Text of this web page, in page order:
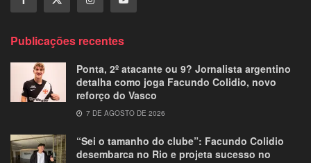
Publicações recentes
Ponta, 2º atacante ou 9? Jornalista argentino
detalha como joga Facundo Colidio, novo
reforço do Vasco
7 DE AGOSTO DE 2026
“Sei o tamanho do clube”: Facundo Colidio
desembarca no Rio e projeta sucesso no